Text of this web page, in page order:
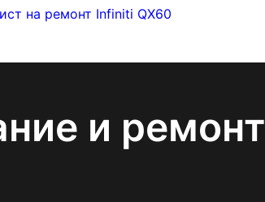
на ремонт Infiniti QX60
и ремонт